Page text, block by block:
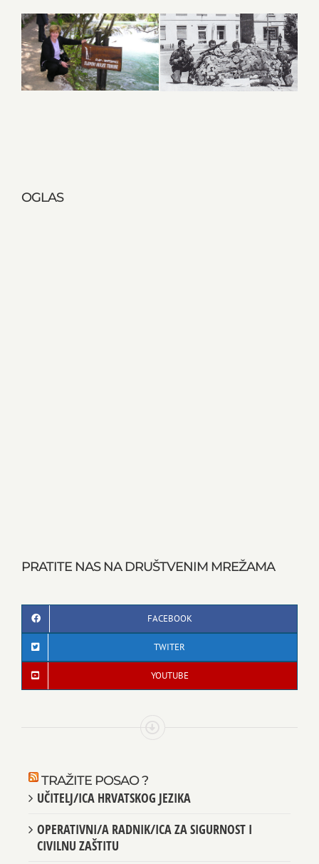
OGLAS
PRATITE NAS NA DRUŠTVENIM MREŽAMA
FACEBOOK
TWITER
YOUTUBE
TRAŽITE POSAO ?
UČITELJ/ICA HRVATSKOG JEZIKA
OPERATIVNI/A RADNIK/ICA ZA SIGURNOST I
CIVILNU ZAŠTITU